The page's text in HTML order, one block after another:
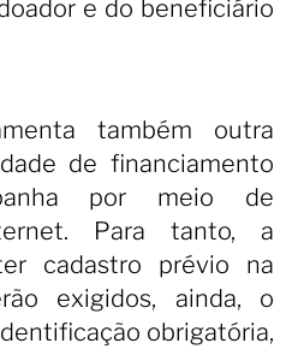
e do beneficiário
também outra
de financiamento
por meio de
Para tanto, a
cadastro prévio na
exigidos, ainda, o
obrigatória,